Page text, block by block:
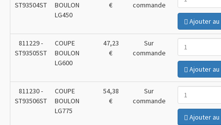
ST93504ST
BOULON
LG450
€
commande
Ajouter
811229-
ST93505ST
COUPE
BOULON
LG600
47,23
€
Sur
commande
Ajouter
811230-
ST93506ST
COUPE
BOULON
LG775
54,38
€
Sur
commande
Ajouter